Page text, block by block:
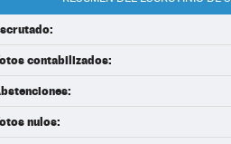
contabilizados:
nulos: